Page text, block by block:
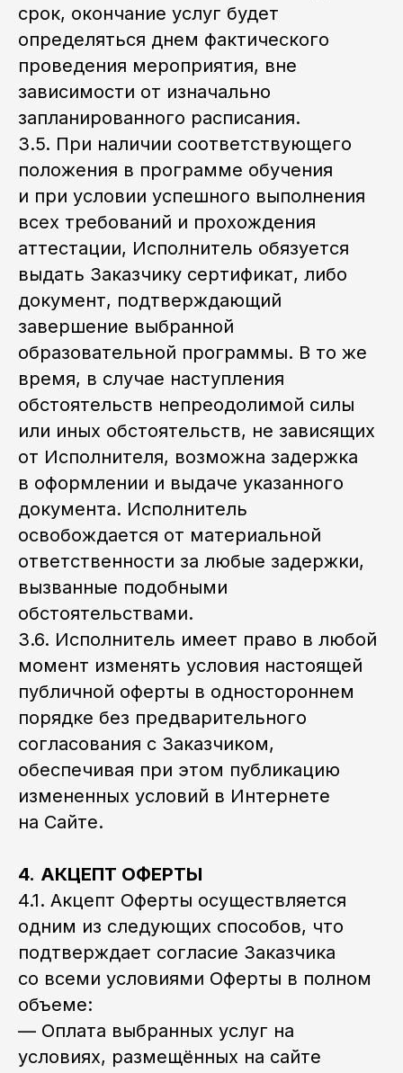
срок, окончание услуг будет
определяться днем фактического
проведения мероприятия, вне
зависимости от изначально
запланированного расписания.
3.5. При наличии соответствующего
положения в программе обучения
и при условии успешного выполнения
всех требований и прохождения
аттестации, Исполнитель обязуется
выдать Заказчику сертификат, либо
документ, подтверждающий
завершение выбранной
образовательной программы. В то же
время, в случае наступления
обстоятельств непреодолимой силы
или иных обстоятельств, не зависящих
от Исполнителя, возможна задержка
в оформлении и выдаче указанного
документа. Исполнитель
освобождается от материальной
ответственности за любые задержки,
вызванные подобными
обстоятельствами.
3.6. Исполнитель имеет право в любой
момент изменять условия настоящей
публичной оферты в одностороннем
порядке без предварительного
согласования с Заказчиком,
обеспечивая при этом публикацию
измененных условий в Интернете
на Сайте.
4. АКЦЕПТ ОФЕРТЫ
4.1. Акцепт Оферты осуществляется
одним из следующих способов, что
подтверждает согласие Заказчика
со всеми условиями Оферты в полном
объеме:
— Оплата выбранных услуг на
условиях, размещённых на сайте